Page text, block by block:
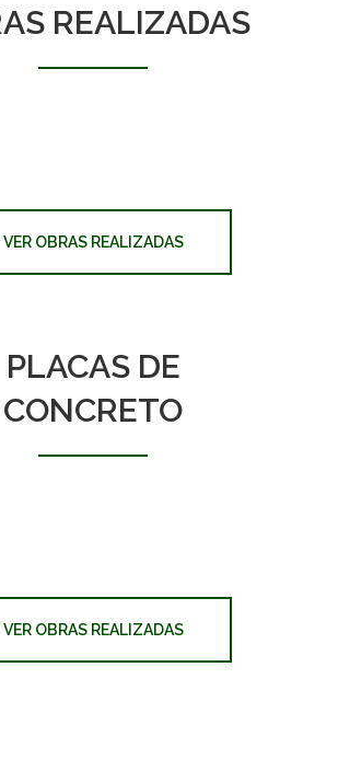
REALIZADAS
VER OBRAS REALIZADAS
PLACAS DE
CONCRETO
VER OBRAS REALIZADAS